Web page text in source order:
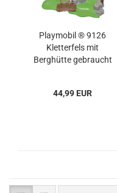
Playmobil ® 9126
Kletterfels mit
Berghütte gebraucht
44,99 EUR